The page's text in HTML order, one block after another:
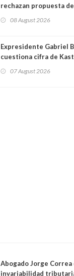
rechazan propuesta
"Constituye un camino
08 August 2026
Expresidente Gabriel
cuestiona cifra de
07 August 2026
Abogado Jorge
invariabilidad